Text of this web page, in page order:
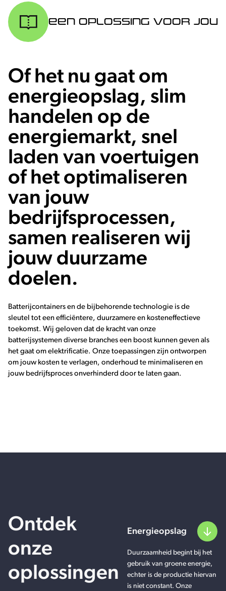
Een oplossing voor jou
Of het nu gaat om
energieopslag, slim
handelen op de
energiemarkt, snel
laden van voertuigen
of het optimaliseren
van jouw
bedrijfsprocessen,
samen realiseren wij
jouw duurzame
doelen.
Batterijcontainers en de bijbehorende technologie is de
sleutel tot een efficiëntere, duurzamere en kosteneffectieve
toekomst. Wij geloven dat de kracht van onze
batterijsystemen diverse branches een boost kunnen geven als
het gaat om elektrificatie. Onze toepassingen zijn ontworpen
om jouw kosten te verlagen, onderhoud te minimaliseren en
jouw bedrijfsproces onverhinderd door te laten gaan.
Ontdek
onze
oplossingen
Energieopslag
Duurzaamheid begint bij het
gebruik van groene energie,
echter is de productie hiervan
is niet constant. Onze